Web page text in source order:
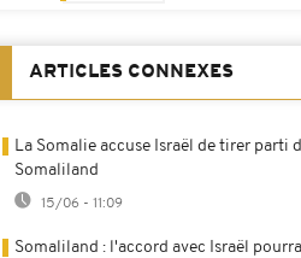
ARTICLES CONNEXES
La Somalie accuse Israël de tirer parti
Somaliland
15/06 - 11:09
Somaliland : l'accord avec Israël